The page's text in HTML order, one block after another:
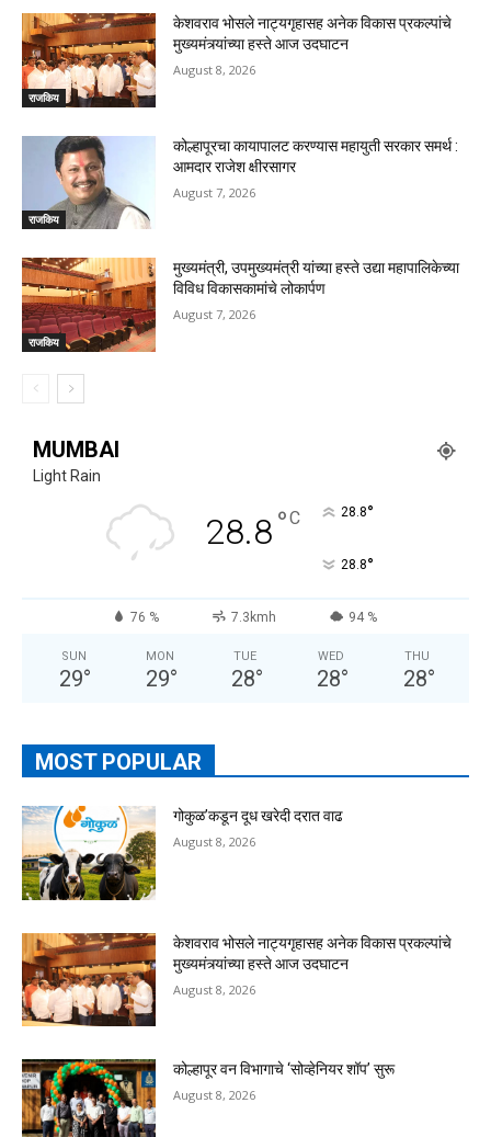
राजकिय
केशवराव भोसले नाट्यगृहासह अनेक विकास प्रकल्पांचे
मुख्यमंत्र्यांच्या हस्ते आज उदघाटन
August 8, 2026
राजकिय
कोल्हापूरचा कायापालट करण्यास महायुती सरकार समर्थ :
आमदार राजेश क्षीरसागर
August 7, 2026
राजकिय
मुख्यमंत्री, उपमुख्यमंत्री यांच्या हस्ते उद्या महापालिकेच्या
विविध विकासकामांचे लोकार्पण
August 7, 2026
MUMBAI
Light Rain
28.8°C 28.8°
28.8°
76 % 7.3kmh 94 %
SUN
29°
MON
29°
TUE
28°
WED
28°
THU
28°
MOST POPULAR
गोकुळ’कडून दूध खरेदी दरात वाढ
August 8, 2026
केशवराव भोसले नाट्यगृहासह अनेक विकास प्रकल्पांचे
मुख्यमंत्र्यांच्या हस्ते आज उदघाटन
August 8, 2026
कोल्हापूर वन विभागाचे ‘सोव्हेनियर शॉप’ सुरू
August 8, 2026